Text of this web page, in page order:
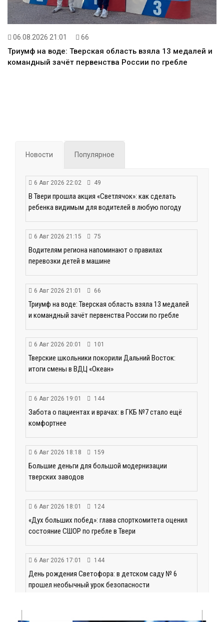
06.08.2026 21:01 66
Триумф на воде: Тверская область взяла 13 медалей и
командный зачёт первенства России по гребле
Новости Популярное
6 Авг 2026 22:02 49
В Твери прошла акция «Светлячок»: как сделать
ребенка видимым для водителей в любую погоду
6 Авг 2026 21:15 75
Водителям региона напоминают о правилах
перевозки детей в машине
6 Авг 2026 21:01 66
Триумф на воде: Тверская область взяла 13 медалей
и командный зачёт первенства России по гребле
6 Авг 2026 20:01 101
Тверские школьники покорили Дальний Восток:
итоги смены в ВДЦ «Океан»
6 Авг 2026 19:01 144
Забота о пациентах и врачах: в ГКБ №7 стало ещё
комфортнее
6 Авг 2026 18:18 159
Большие деньги для большой модернизации
тверских заводов
6 Авг 2026 18:01 124
«Дух больших побед»: глава спорткомитета оценил
состояние СШОР по гребле в Твери
6 Авг 2026 17:01 144
День рождения Светофора: в детском саду № 6
прошел необычный урок безопасности